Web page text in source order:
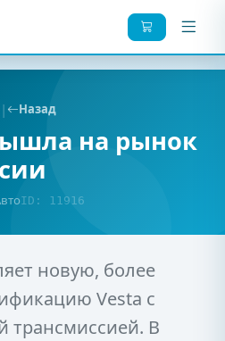
| Назад
на рынок
ID: 11916
новую, более
Vesta с
трансмиссией. В